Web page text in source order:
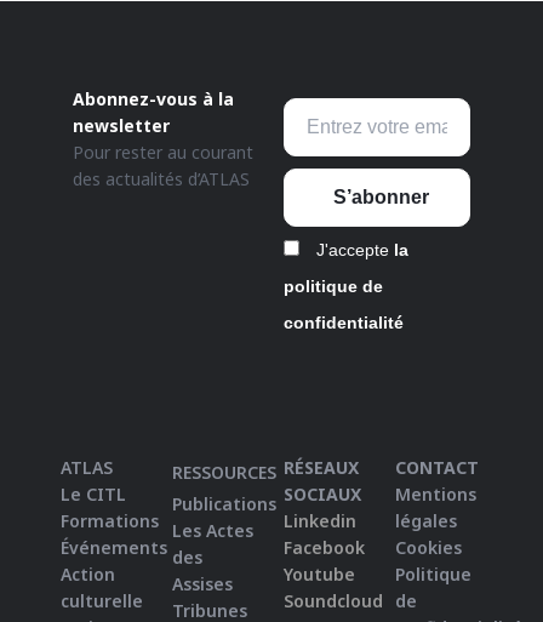
Abonnez-vous à la
newsletter
Pour rester au courant
des actualités d’ATLAS
J'accepte la
politique de
confidentialité
ATLAS
Le CITL
Formations
Événements
Action
culturelle
RESSOURCES
Publications
Les Actes
des
Assises
Tribunes
RÉSEAUX
SOCIAUX
Linkedin
Facebook
Youtube
Soundcloud
CONTACT
Mentions
légales
Cookies
Politique
de